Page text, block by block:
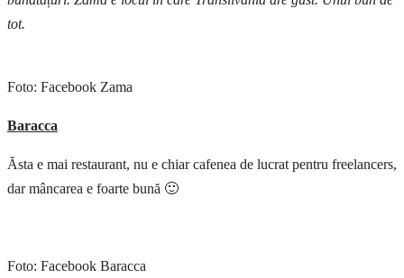
tot.
Foto: Facebook Zama
Baracca
Ăsta e mai restaurant, nu e chiar cafenea de lucrat pentru freelancers,
dar mâncarea e foarte bună 🙂
Foto: Facebook Baracca